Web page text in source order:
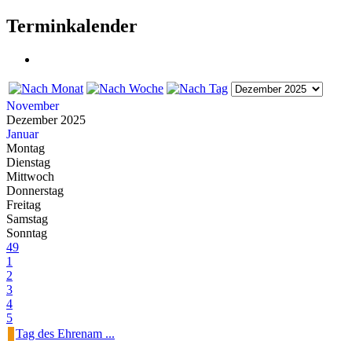
Terminkalender
November
Dezember 2025
Januar
Montag
Dienstag
Mittwoch
Donnerstag
Freitag
Samstag
Sonntag
49
1
2
3
4
5
Tag des Ehrenam ...